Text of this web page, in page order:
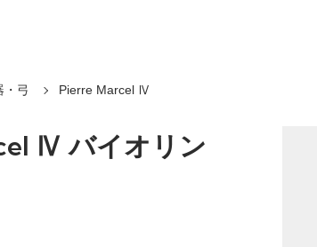
・弓 Pierre Marcel Ⅳ
Ⅳ バイオリン